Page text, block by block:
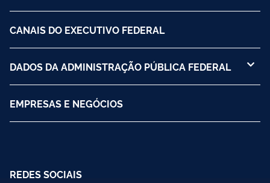
CANAIS DO EXECUTIVO FEDERAL
DADOS DA ADMINISTRAÇÃO PÚBLICA FEDERAL
EMPRESAS E NEGÓCIOS
REDES SOCIAIS